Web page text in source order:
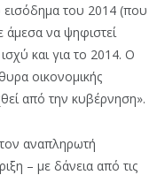
εισόδημα του 2014 (που
άμεσα να ψηφιστεί
και για το 2014. Ο
οικονομικής
από την κυβέρνηση».
αναπληρωτή
– με δάνεια από τις